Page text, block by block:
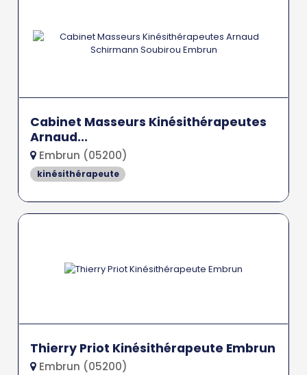
Cabinet Masseurs Kinésithérapeutes
Arnaud...
Embrun (05200)
kinésithérapeute
Thierry Priot Kinésithérapeute Embrun
Embrun (05200)